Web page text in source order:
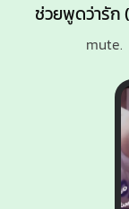
mute.